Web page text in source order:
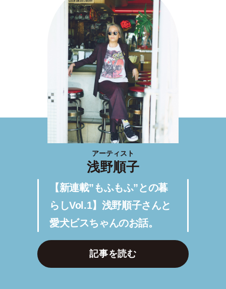
アーティスト
浅野順子
【新連載”もふもふ”との暮
らしVol.1】浅野順子さんと
愛犬ビスちゃんのお話。
記事を読む